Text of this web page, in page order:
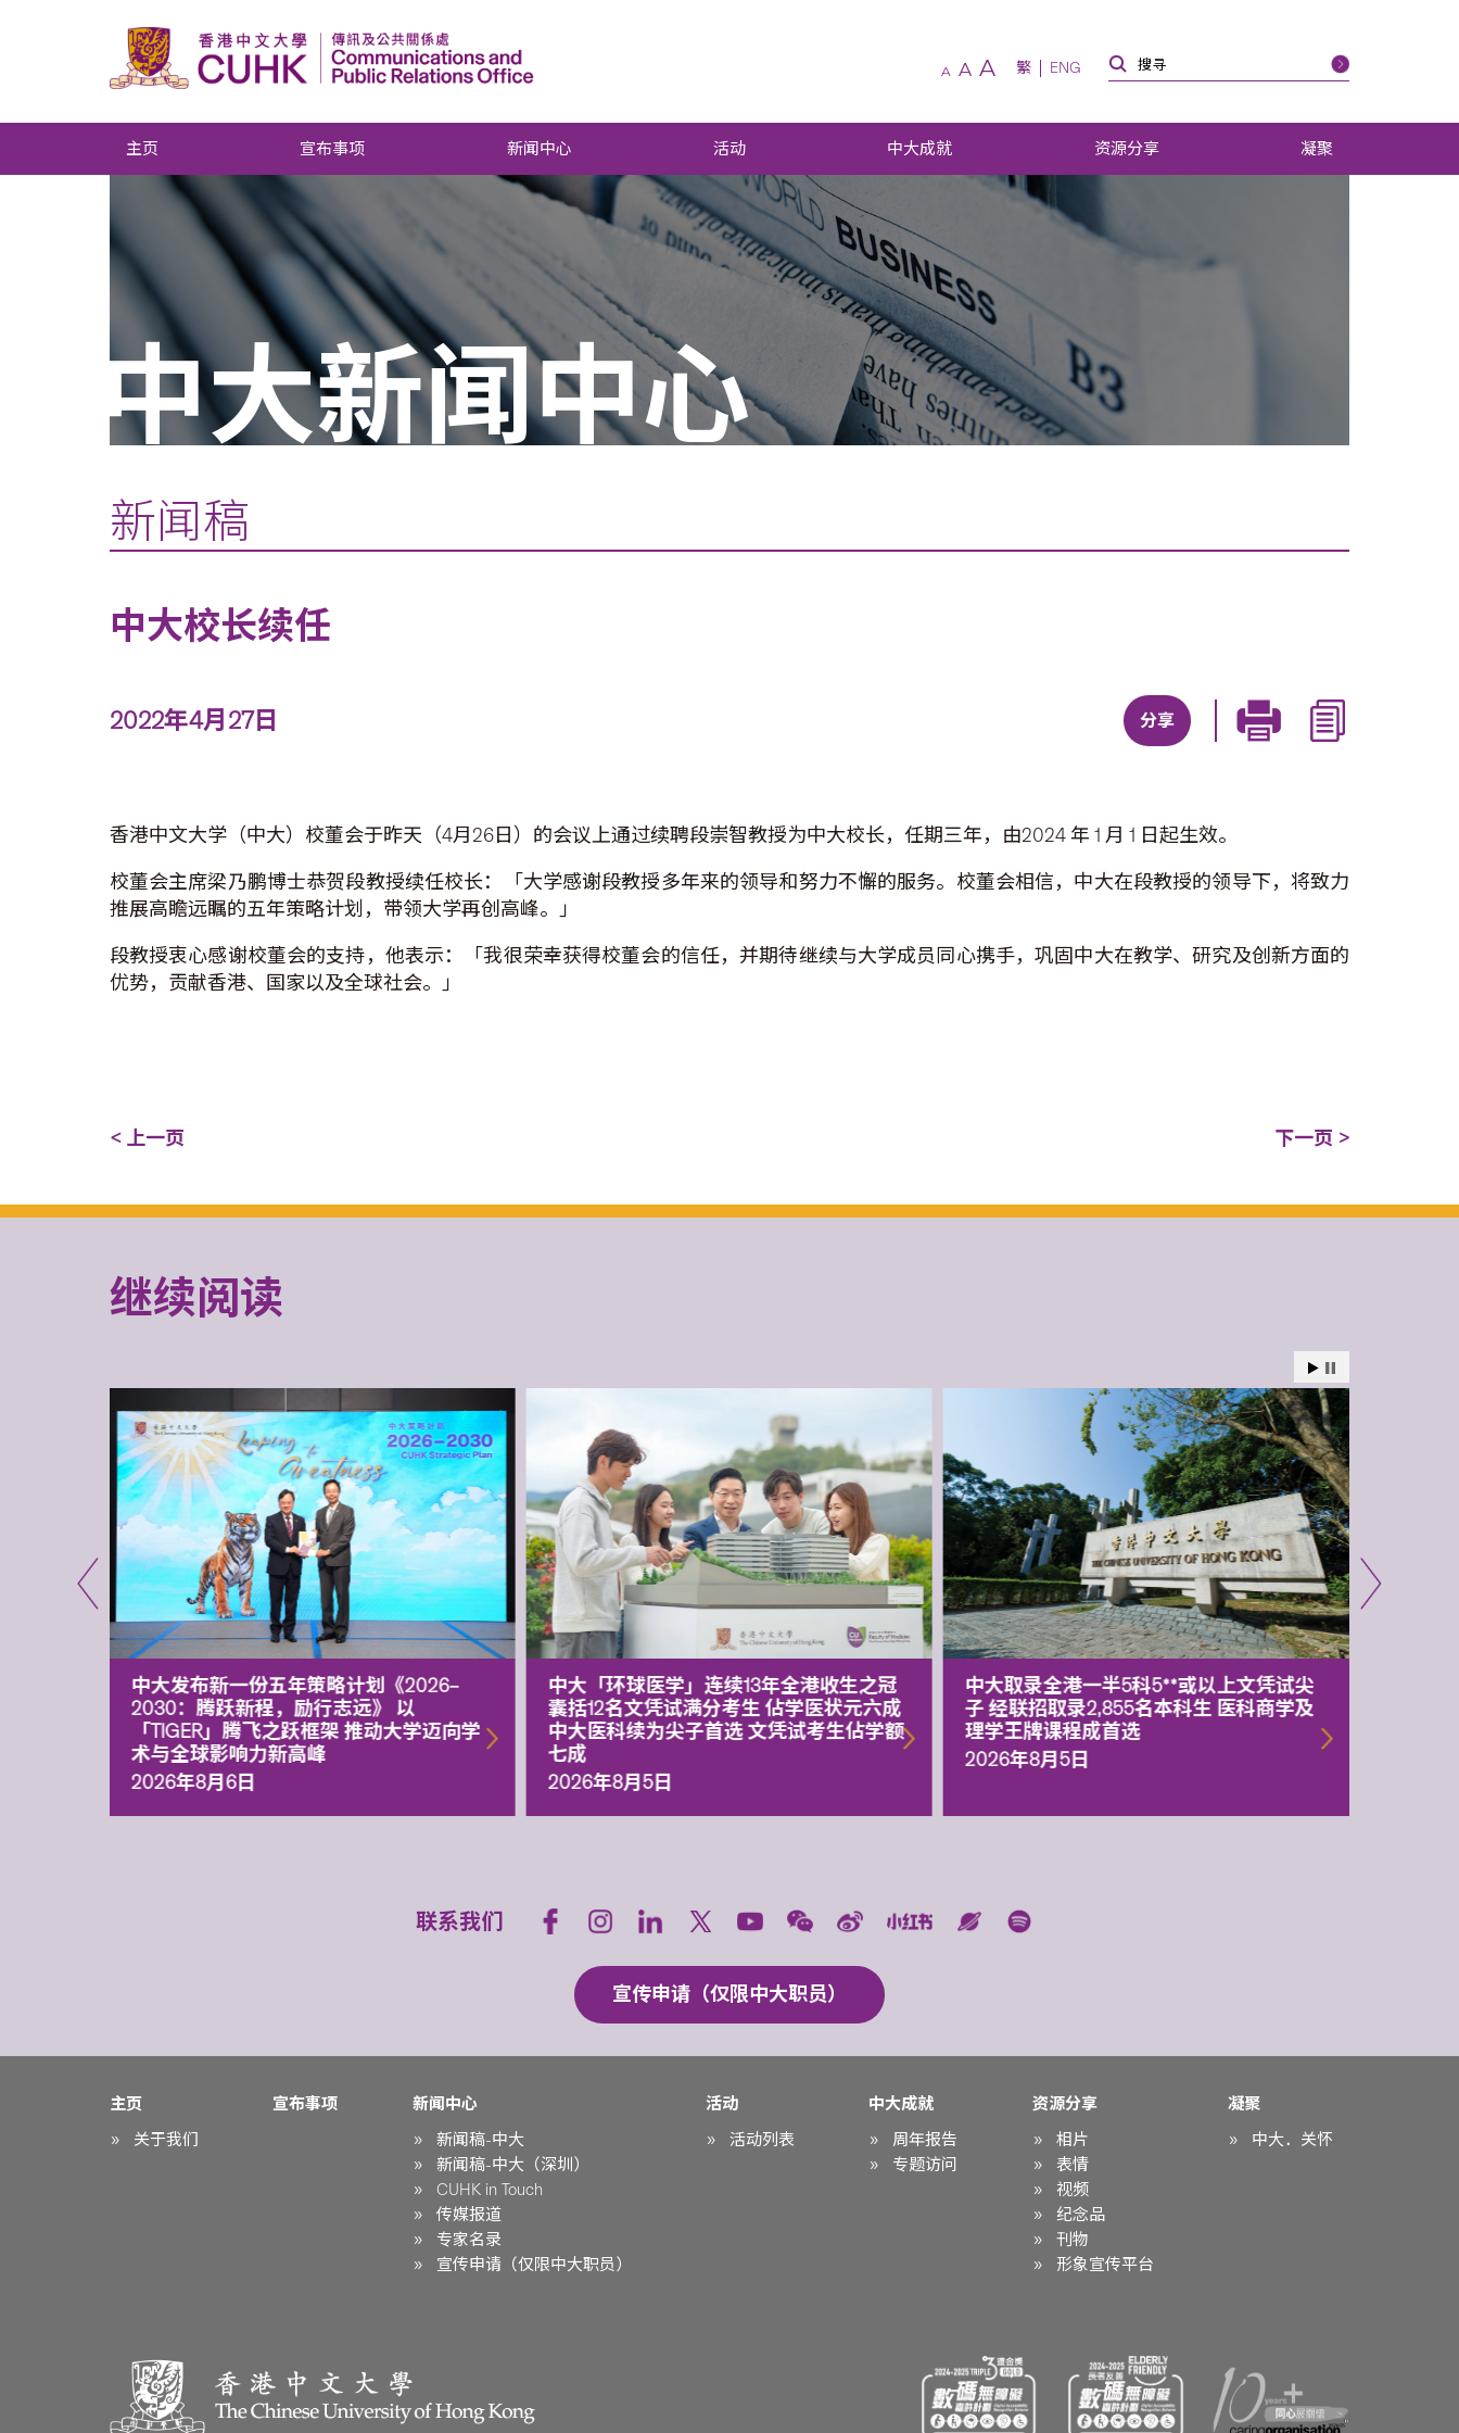
A A A 繁 ENG
主页 宣布事项 新闻中心 活动 中大成就 资源分享 凝聚
中大新闻中心
新闻稿
中大校长续任
2022年4月27日 分享
香港中文大学（中大）校董会于昨天（4月26日）的会议上通过续聘段崇智教授为中大校长，任期三年，由2024 年 1 月 1 日起生效。
校董会主席梁乃鹏博士恭贺段教授续任校长：「大学感谢段教授多年来的领导和努力不懈的服务。校董会相信，中大在段教授的领导下，将致力
推展高瞻远瞩的五年策略计划，带领大学再创高峰。」
段教授衷心感谢校董会的支持，他表示：「我很荣幸获得校董会的信任，并期待继续与大学成员同心携手，巩固中大在教学、研究及创新方面的
优势，贡献香港、国家以及全球社会。」
< 上一页 下一页 >
继续阅读
中大发布新一份五年策略计划《2026‒
2030：腾跃新程，励行志远》 以
「TIGER」腾飞之跃框架 推动大学迈向学
术与全球影响力新高峰
2026年8月6日
中大「环球医学」连续13年全港收生之冠
囊括12名文凭试满分考生 佔学医状元六成
中大医科续为尖子首选 文凭试考生佔学额
七成
2026年8月5日
中大取录全港一半5科5**或以上文凭试尖
子 经联招取录2,855名本科生 医科商学及
理学王牌课程成首选
2026年8月5日
联系我们
宣传申请（仅限中大职员）
主页
关于我们
宣布事项
新闻中心
新闻稿-中大
新闻稿-中大（深圳）
CUHK in Touch
传媒报道
专家名录
宣传申请（仅限中大职员）
活动
活动列表
中大成就
周年报告
专题访问
资源分享
相片
表情
视频
纪念品
刊物
形象宣传平台
凝聚
中大．关怀